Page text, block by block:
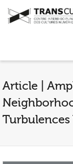
Article |
Turbulences